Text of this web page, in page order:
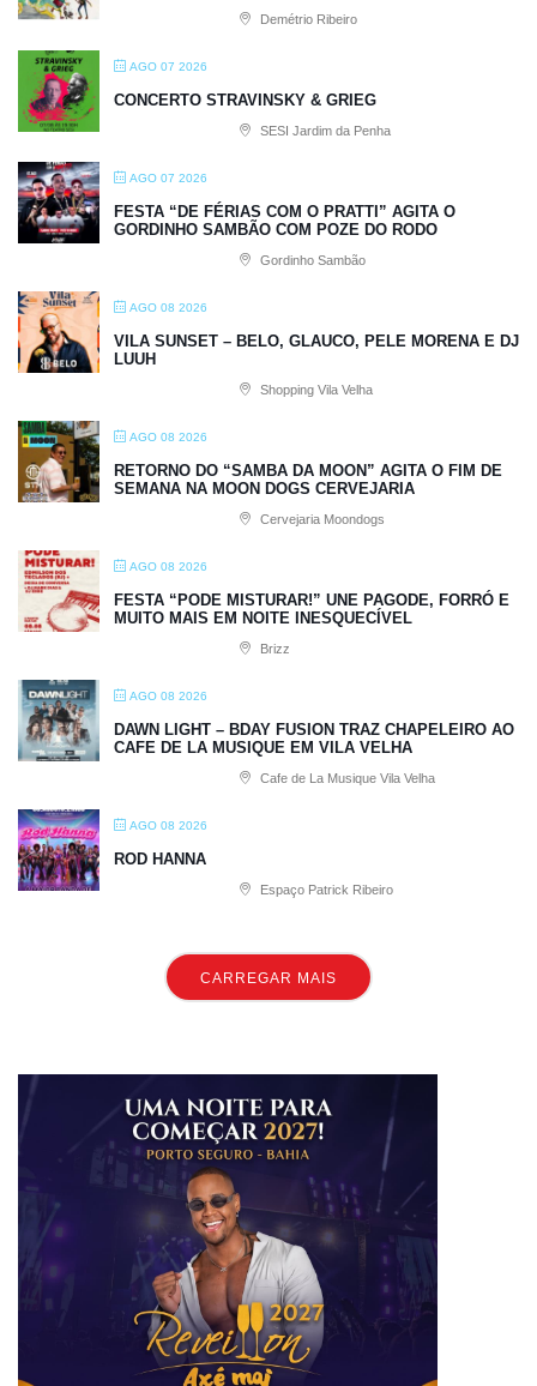
Demétrio Ribeiro
AGO 07 2026
CONCERTO STRAVINSKY & GRIEG
SESI Jardim da Penha
AGO 07 2026
FESTA “DE FÉRIAS COM O PRATTI” AGITA O
GORDINHO SAMBÃO COM POZE DO RODO
Gordinho Sambão
AGO 08 2026
VILA SUNSET – BELO, GLAUCO, PELE MORENA E DJ
LUUH
Shopping Vila Velha
AGO 08 2026
RETORNO DO “SAMBA DA MOON” AGITA O FIM DE
SEMANA NA MOON DOGS CERVEJARIA
Cervejaria Moondogs
AGO 08 2026
FESTA “PODE MISTURAR!” UNE PAGODE, FORRÓ E
MUITO MAIS EM NOITE INESQUECÍVEL
Brizz
AGO 08 2026
DAWN LIGHT – BDAY FUSION TRAZ CHAPELEIRO AO
CAFE DE LA MUSIQUE EM VILA VELHA
Cafe de La Musique Vila Velha
AGO 08 2026
ROD HANNA
Espaço Patrick Ribeiro
CARREGAR MAIS